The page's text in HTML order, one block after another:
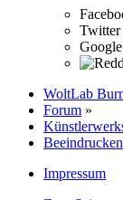
Twitter
WoltLab
Forum »
Impressum